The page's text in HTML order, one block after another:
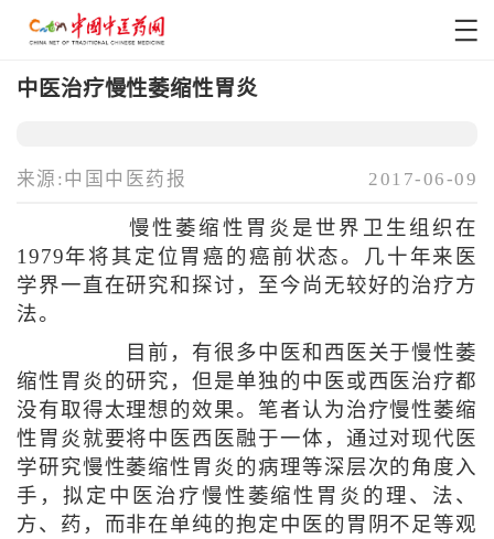
中医治疗慢性萎缩性胃炎
来源:中国中医药报 2017-06-09
慢性萎缩性胃炎是世界卫生组织在
1979年将其定位胃癌的癌前状态。几十年来医
学界一直在研究和探讨，至今尚无较好的治疗方
法。
目前，有很多中医和西医关于慢性萎
缩性胃炎的研究，但是单独的中医或西医治疗都
没有取得太理想的效果。笔者认为治疗慢性萎缩
性胃炎就要将中医西医融于一体，通过对现代医
学研究慢性萎缩性胃炎的病理等深层次的角度入
手，拟定中医治疗慢性萎缩性胃炎的理、法、
方、药，而非在单纯的抱定中医的胃阴不足等观